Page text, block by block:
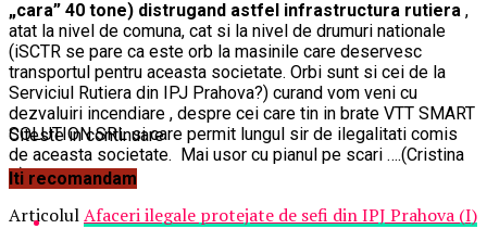
„cara” 40 tone) distrugand astfel infrastructura rutiera ,
atat la nivel de comuna, cat si la nivel de drumuri nationale
(iSCTR se pare ca este orb la masinile care deservesc
transportul pentru aceasta societate. Orbi sunt si cei de la
Serviciul Rutiera din IPJ Prahova?) curand vom veni cu
dezvaluiri incendiare , despre cei care tin in brate VTT SMART
SOLUTION SRL si care permit lungul sir de ilegalitati comis
de aceasta societate. Mai usor cu pianul pe scari ….(Cristina
T.).
ArticolulAfaceri ilegale protejate de sefi din IPJ Prahova (I)
Citeste in continuare
Iti recomandam